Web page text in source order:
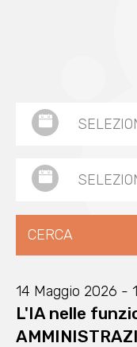
14 Maggio 2026 -
L'IA nelle